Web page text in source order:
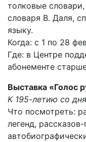
толковые
словаря В. Даля,
языку.
Когда: с 1 по 28
Где: в Центре
абонементе
Выставка «Голос
К 195-летию со
Что посмотреть:
легенд,